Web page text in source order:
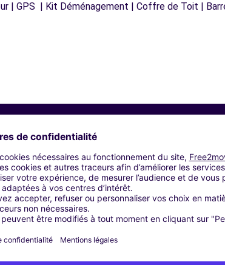
| GPS | Kit Déménagement | Coffre de Toit |
Agences similaires
(F)